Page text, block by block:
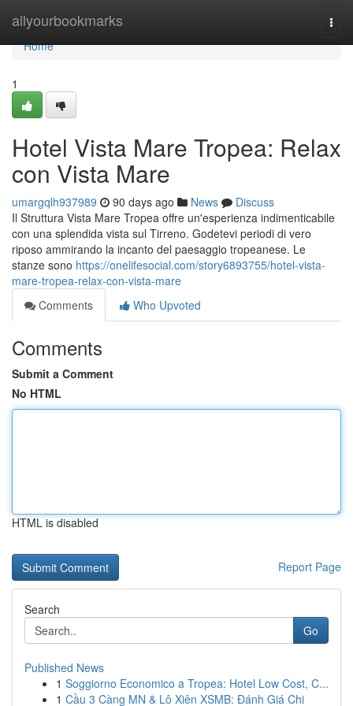
allyourbookmarks
Home
Home
1
Hotel Vista Mare Tropea: Relax
con Vista Mare
umargqlh937989 90 days ago News
Discuss
Il Struttura Vista Mare Tropea offre un'esperienza indimenticabile
con una splendida vista sul Tirreno. Godetevi periodi di vero
riposo ammirando la incanto del paesaggio tropeanese. Le
stanze sono https://onelifesocial.com/story6893755/hotel-vista-
mare-tropea-relax-con-vista-mare
Comments
Who Upvoted
Comments
Submit a Comment
No HTML
HTML is disabled
Report Page
Search
Go
Published News
1 Soggiorno Economico a Tropea: Hotel Low Cost, C...
1 Cầu 3 Càng MN & Lô Xiên XSMB: Đánh Giá Chi